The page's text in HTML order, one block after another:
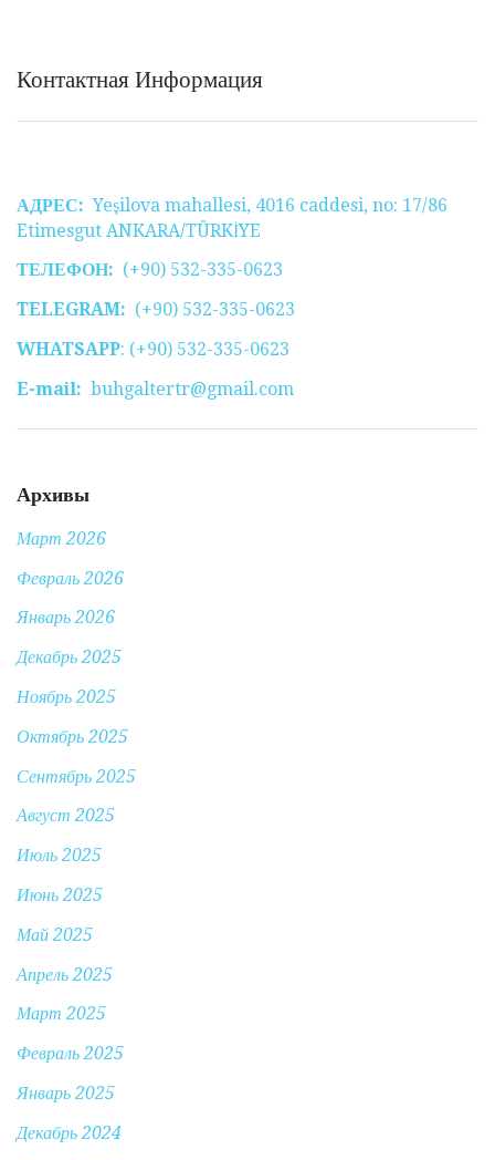
Контактная Информация
АДРЕС: Yeşilova mahallesi, 4016 caddesi, no: 17/86
Etimesgut ANKARA/TÜRKİYE
ТЕЛЕФОН: (+90) 532-335-0623
TELEGRAM: (+90) 532-335-0623
WHATSAPP: (+90) 532-335-0623
E-mail: buhgaltertr@gmail.com
Архивы
Март 2026
Февраль 2026
Январь 2026
Декабрь 2025
Ноябрь 2025
Октябрь 2025
Сентябрь 2025
Август 2025
Июль 2025
Июнь 2025
Май 2025
Апрель 2025
Март 2025
Февраль 2025
Январь 2025
Декабрь 2024